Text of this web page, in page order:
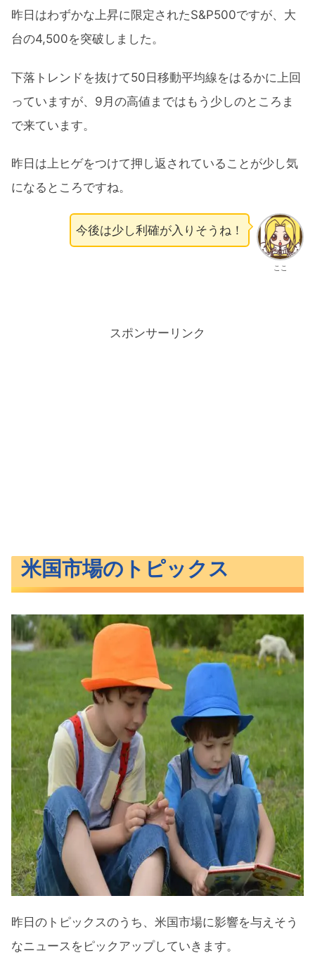
昨日はわずかな上昇に限定されたS&P500ですが、大
台の4,500を突破しました。
下落トレンドを抜けて50日移動平均線をはるかに上回
っていますが、9月の高値まではもう少しのところま
で来ています。
昨日は上ヒゲをつけて押し返されていることが少し気
になるところですね。
ここ
今後は少し利確が入りそうね！
スポンサーリンク
米国市場のトピックス
昨日のトピックスのうち、米国市場に影響を与えそう
なニュースをピックアップしていきます。